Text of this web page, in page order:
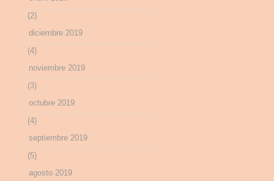
(2)
diciembre 2019
(4)
noviembre 2019
(3)
octubre 2019
(4)
septiembre 2019
(5)
agosto 2019